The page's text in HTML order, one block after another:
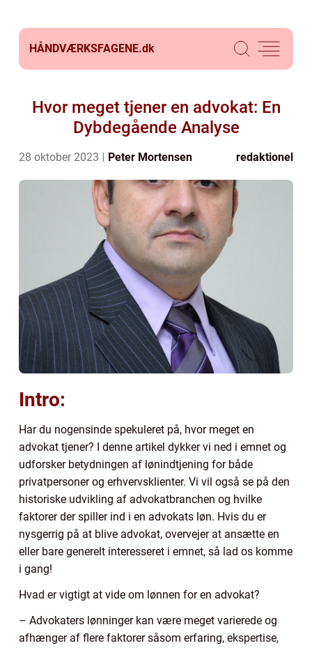
HÅNDVÆRKSFAGENE.dk
Hvor meget tjener en advokat: En
Dybdegående Analyse
28 oktober 2023 Peter Mortensen redaktionel
Intro:
Har du nogensinde spekuleret på, hvor meget en
advokat tjener? I denne artikel dykker vi ned i emnet og
udforsker betydningen af lønindtjening for både
privatpersoner og erhvervsklienter. Vi vil også se på den
historiske udvikling af advokatbranchen og hvilke
faktorer der spiller ind i en advokats løn. Hvis du er
nysgerrig på at blive advokat, overvejer at ansætte en
eller bare generelt interesseret i emnet, så lad os komme
i gang!
Hvad er vigtigt at vide om lønnen for en advokat?
– Advokaters lønninger kan være meget varierede og
afhænger af flere faktorer såsom erfaring, ekspertise,